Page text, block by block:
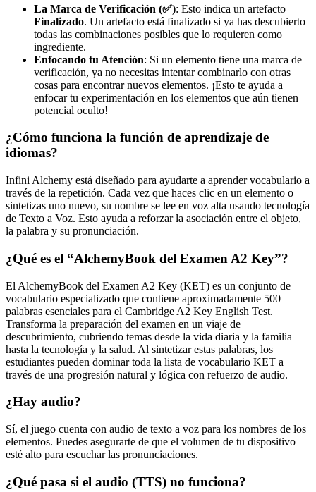
La Marca de Verificación (✅): Esto indica un artefacto
Finalizado. Un artefacto está finalizado si ya has descubierto
todas las combinaciones posibles que lo requieren como
ingrediente.
Enfocando tu Atención: Si un elemento tiene una marca de
verificación, ya no necesitas intentar combinarlo con otras
cosas para encontrar nuevos elementos. ¡Esto te ayuda a
enfocar tu experimentación en los elementos que aún tienen
potencial oculto!
¿Cómo funciona la función de aprendizaje de
idiomas?
Infini Alchemy está diseñado para ayudarte a aprender vocabulario a
través de la repetición. Cada vez que haces clic en un elemento o
sintetizas uno nuevo, su nombre se lee en voz alta usando tecnología
de Texto a Voz. Esto ayuda a reforzar la asociación entre el objeto,
la palabra y su pronunciación.
¿Qué es el “AlchemyBook del Examen A2 Key”?
El AlchemyBook del Examen A2 Key (KET) es un conjunto de
vocabulario especializado que contiene aproximadamente 500
palabras esenciales para el Cambridge A2 Key English Test.
Transforma la preparación del examen en un viaje de
descubrimiento, cubriendo temas desde la vida diaria y la familia
hasta la tecnología y la salud. Al sintetizar estas palabras, los
estudiantes pueden dominar toda la lista de vocabulario KET a
través de una progresión natural y lógica con refuerzo de audio.
¿Hay audio?
Sí, el juego cuenta con audio de texto a voz para los nombres de los
elementos. Puedes asegurarte de que el volumen de tu dispositivo
esté alto para escuchar las pronunciaciones.
¿Qué pasa si el audio (TTS) no funciona?